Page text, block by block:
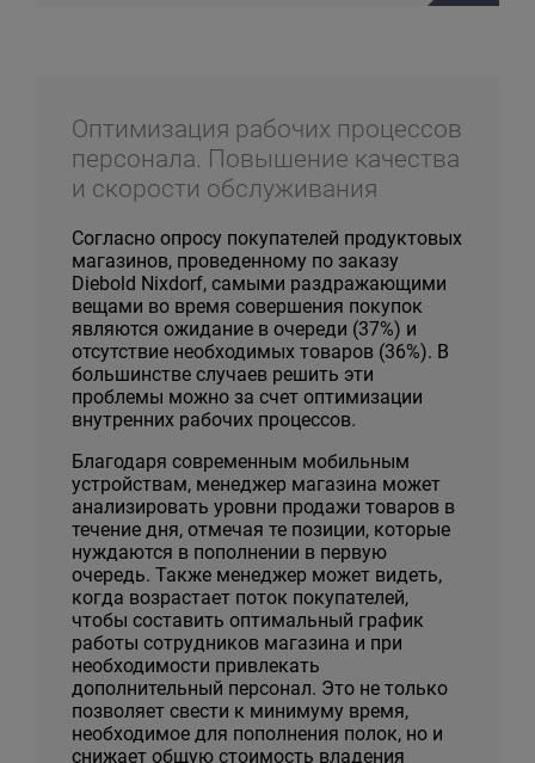
Оптимизация рабочих процессов
персонала. Повышение качества
и скорости обслуживания
Согласно опросу покупателей продуктовых
магазинов, проведенному по заказу
Diebold Nixdorf, самыми раздражающими
вещами во время совершения покупок
являются ожидание в очереди (37%) и
отсутствие необходимых товаров (36%). В
большинстве случаев решить эти
проблемы можно за счет оптимизации
внутренних рабочих процессов.
Благодаря современным мобильным
устройствам, менеджер магазина может
анализировать уровни продажи товаров в
течение дня, отмечая те позиции, которые
нуждаются в пополнении в первую
очередь. Также менеджер может видеть,
когда возрастает поток покупателей,
чтобы составить оптимальный график
работы сотрудников магазина и при
необходимости привлекать
дополнительный персонал. Это не только
позволяет свести к минимуму время,
необходимое для пополнения полок, но и
снижает общую стоимость владения